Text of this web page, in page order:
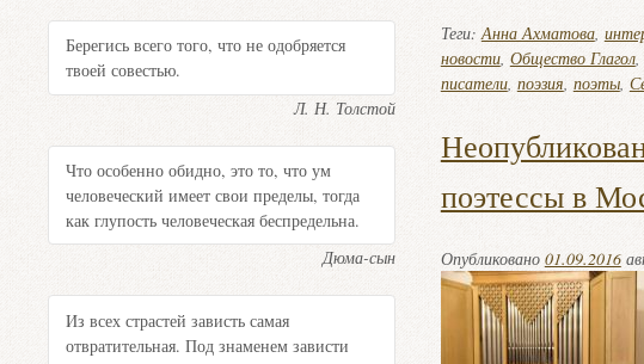
Теги:Анна Ахматова,
новости, Общество Глагол,
писатели, поэзия, поэты,
поэтессы в
Опубликовано 01.09.2016
Берегись всего того, что не одобряется
твоей совестью.
Л. Н. Толстой
Что особенно обидно, это то, что ум
человеческий имеет свои пределы, тогда
как глупость человеческая беспредельна.
Дюма-сын
Из всех страстей зависть самая
отвратительная. Под знаменем зависти